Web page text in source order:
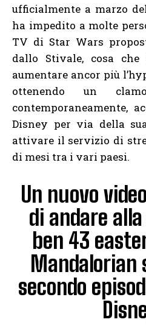
ufficialmente a marzo
ha impedito a molte
TV di Star Wars
dallo Stivale, cosa
aumentare ancor più
ottenendo un
contemporaneamente,
Disney per via della
attivare il servizio di
di mesi tra i vari paesi.
Un nuovo
di andare
ben 43
Mandalorian
secondo